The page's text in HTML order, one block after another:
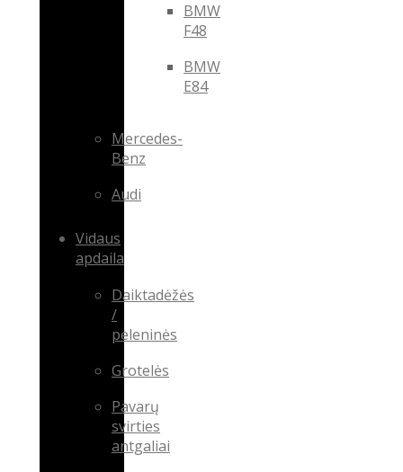
BMW
F48
BMW
E84
Mercedes-
Benz
Audi
Vidaus
apdaila
Daiktadėžės
/
peleninės
Grotelės
Pavarų
svirties
antgaliai